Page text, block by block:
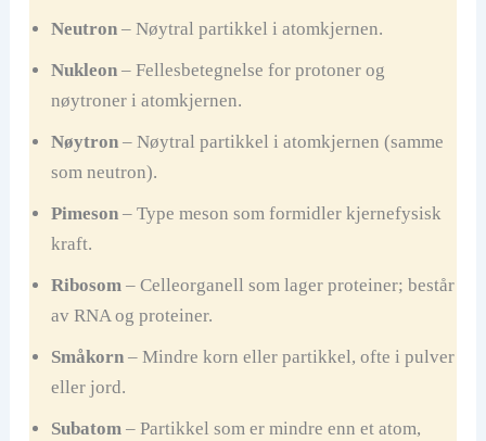
Neutron– Nøytral partikkel i atomkjernen.
Nukleon– Fellesbetegnelse for protoner og
nøytroner i atomkjernen.
Nøytron– Nøytral partikkel i atomkjernen (samme
som neutron).
Pimeson– Type meson som formidler kjernefysisk
kraft.
Ribosom– Celleorganell som lager proteiner; består
av RNA og proteiner.
Småkorn– Mindre korn eller partikkel, ofte i pulver
eller jord.
Subatom– Partikkel som er mindre enn et atom,